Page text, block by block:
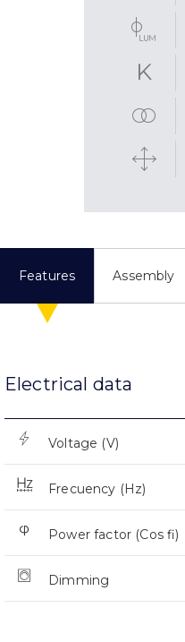
Features Assembly
Electrical data
Voltage (V)
Frecuency (Hz)
Power factor (Cos fi)
Dimming